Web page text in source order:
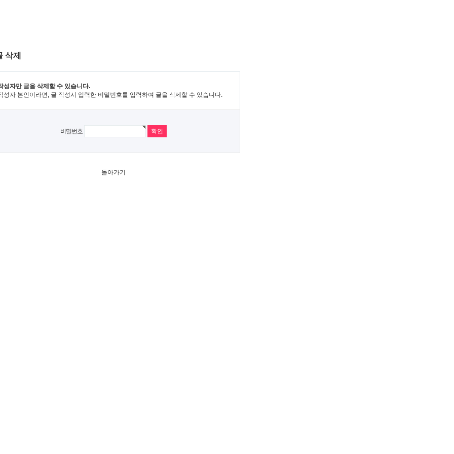
삭제
성자만 글을 삭제할 수 있습니다.
성자 본인이라면, 글 작성시 입력한 비밀번호를 입력하여 글을 삭제할 수 있습니다.
비밀번호
돌아가기